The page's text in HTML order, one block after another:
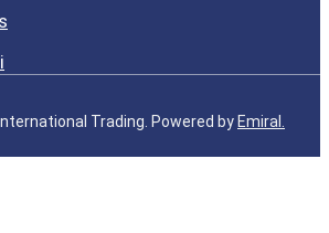
Trading. Powered by Emiral.